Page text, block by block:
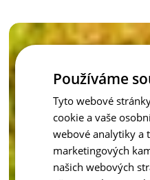
dotáhne celkový vzhled k
která udrží záhon tam, kde
námahy.
Obrubník záhonový – šperk
inspirace -
Používáme
Tyto webové
cookie a vaše
webové analytiky a
marketingových
našich webových